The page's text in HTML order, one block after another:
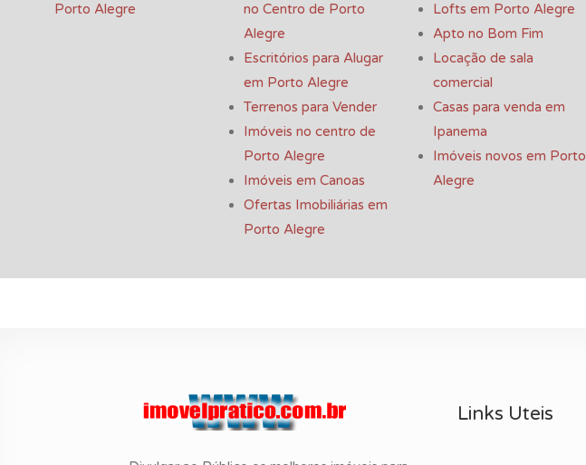
Porto Alegre
no Centro de Porto
Alegre
Escritórios para Alugar
em Porto Alegre
Terrenos para Vender
Imóveis no centro de
Porto Alegre
Imóveis em Canoas
Ofertas Imobiliárias em
Porto Alegre
Lofts em Porto Alegre
Apto no Bom Fim
Locação de sala
comercial
Casas para venda em
Ipanema
Imóveis novos em Porto
Alegre
Links Uteis